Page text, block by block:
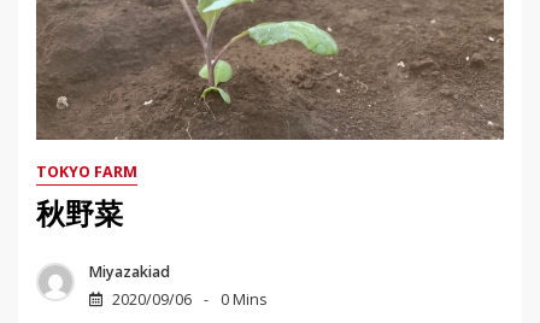
TOKYO FARM
秋野菜
Miyazakiad
2020/09/06
0 Mins